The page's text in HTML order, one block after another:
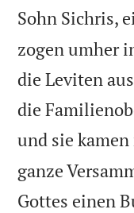
Sohn Sichris,
zogen umher
die Leviten
die
und sie
ganze
Gottes einen